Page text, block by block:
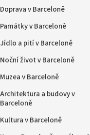
Doprava v Barceloně
Památky v Barceloně
Jídlo a pití v Barceloně
Noční život v Barceloně
Muzea v Barceloně
Architektura a budovy v
Barceloně
Kultura v Barceloně